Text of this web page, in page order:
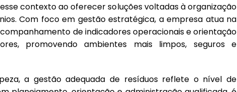
contexto ao oferecer soluções voltadas à organização
Com foco em gestão estratégica, a empresa atua na
de indicadores operacionais e orientação
promovendo ambientes mais limpos, seguros e
a gestão adequada de resíduos reflete o nível de